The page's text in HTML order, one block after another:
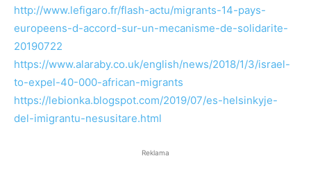
http://www.lefigaro.fr/flash-actu/migrants-14-pays-
europeens-d-accord-sur-un-mecanisme-de-solidarite-
20190722
https://www.alaraby.co.uk/english/news/2018/1/3/israel-
to-expel-40-000-african-migrants
https://lebionka.blogspot.com/2019/07/es-helsinkyje-
del-imigrantu-nesusitare.html
Reklama